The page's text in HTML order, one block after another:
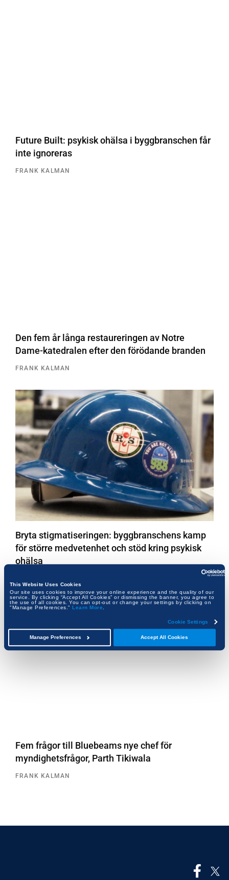
This Website Uses Cookies
Our site uses cookies to improve your online experience and the quality of our
service. By clicking “Accept All Cookies” or dismissing the banner, you agree to
the use of all cookies. You can opt-out or change your settings by clicking on
"Manage Preferences." Learn More
Cookie Settings
Accept All Cookies
Manage Preferences
Future Built: psykisk ohälsa i byggbranschen får
inte ignoreras
FRANK KALMAN
Den fem år långa restaureringen av Notre
Dame-katedralen efter den förödande branden
FRANK KALMAN
Bryta stigmatiseringen: byggbranschens kamp
för större medvetenhet och stöd kring psykisk
ohälsa
Fem frågor till Bluebeams nye chef för
myndighetsfrågor, Parth Tikiwala
FRANK KALMAN